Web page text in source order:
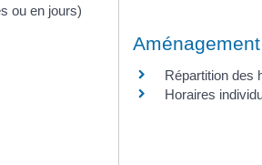
ou en jours)
Répartition des
Horaires